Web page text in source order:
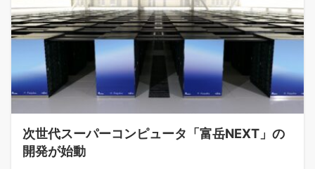
次世代スーパーコンピュータ「富岳NEXT」の
開発が始動